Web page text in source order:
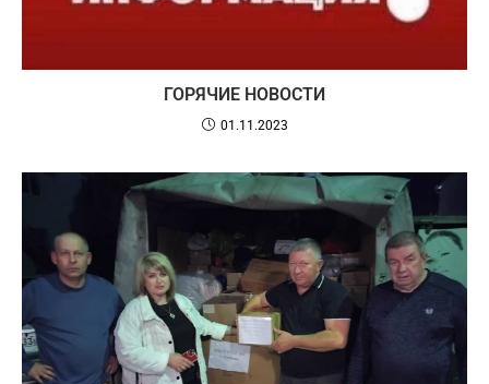
ГОРЯЧИЕ НОВОСТИ
01.11.2023